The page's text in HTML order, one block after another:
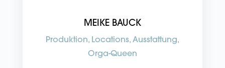
MEIKE BAUCK
Produktion, Locations, Ausstattung,
Orga-Queen